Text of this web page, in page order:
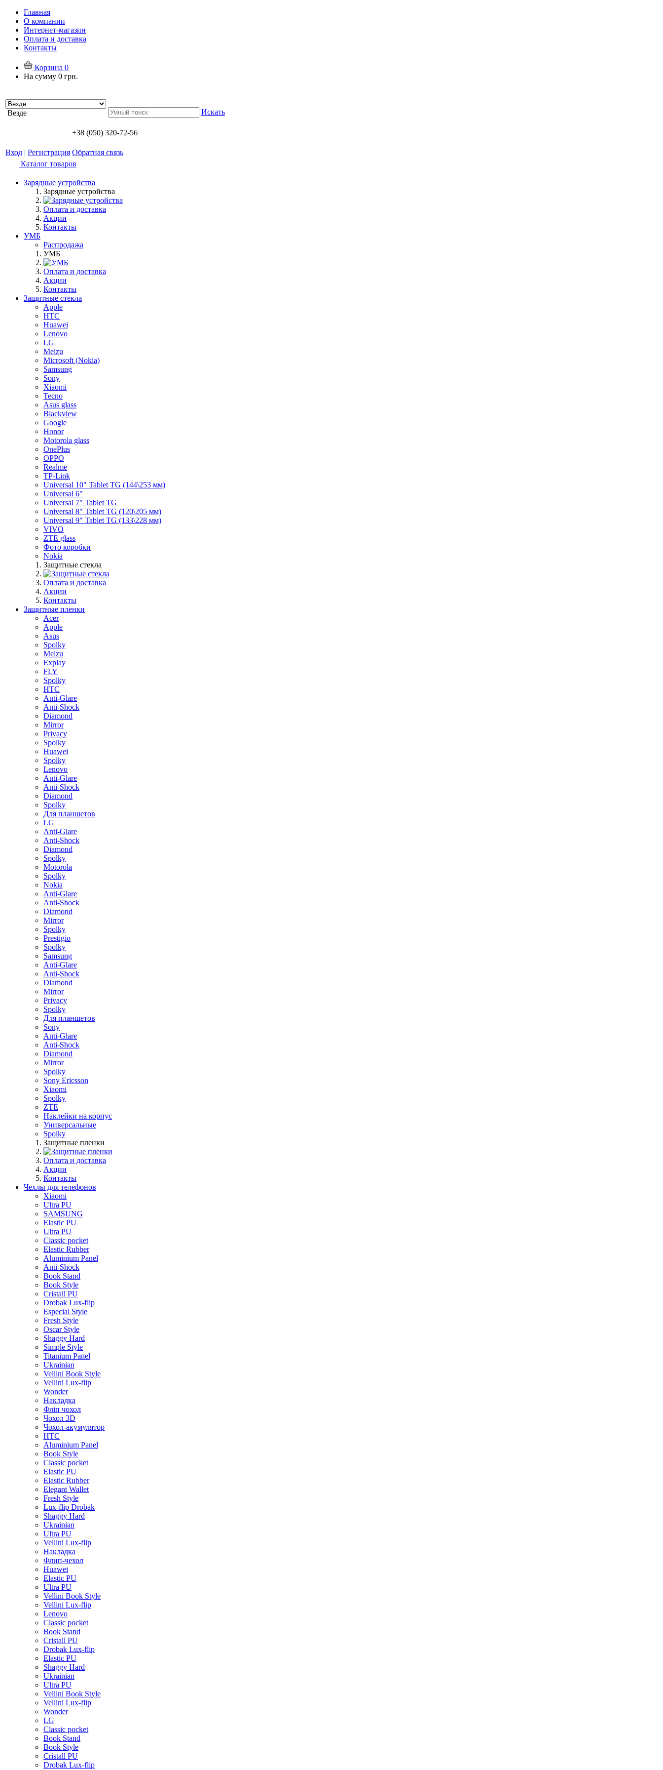
Главная
О компании
Интернет-магазин
Оплата и доставка
Контакты
Корзина 0
На сумму 0 грн.
Везде Искать
+38 (050) 320-72-56
Вход | Регистрация Обратная связь
Каталог товаров
Зарядные устройства
Зарядные устройства
Оплата и доставка
Акции
Контакты
УМБ
Распродажа
УМБ
Оплата и доставка
Акции
Контакты
Защитные стекла
Apple
HTC
Huawei
Lenovo
LG
Meizu
Microsoft (Nokia)
Samsung
Sony
Xiaomi
Tecno
Asus glass
Blackview
Google
Honor
Motorola glass
OnePlus
OPPO
Realme
TP-Link
Universal 10" Tablet TG (144\253 мм)
Universal 6"
Universal 7" Tablet TG
Universal 8" Tablet TG (120\205 мм)
Universal 9" Tablet TG (133\228 мм)
VIVO
ZTE glass
Фото коробки
Nokia
Защитные стекла
Оплата и доставка
Акции
Контакты
Защитные пленки
Acer
Apple
Asus
Spolky
Meizu
Explay
FLY
Spolky
HTC
Anti-Glare
Anti-Shock
Diamond
Mirror
Privacy
Spolky
Huawei
Spolky
Lenovo
Anti-Glare
Anti-Shock
Diamond
Spolky
Для планшетов
LG
Anti-Glare
Anti-Shock
Diamond
Spolky
Motorola
Spolky
Nokia
Anti-Glare
Anti-Shock
Diamond
Mirror
Spolky
Prestigio
Spolky
Samsung
Anti-Glare
Anti-Shock
Diamond
Mirror
Privacy
Spolky
Для планшетов
Sony
Anti-Glare
Anti-Shock
Diamond
Mirror
Spolky
Sony Ericsson
Xiaomi
Spolky
ZTE
Наклейки на корпус
Универсальные
Spolky
Защитные пленки
Оплата и доставка
Акции
Контакты
Чехлы для телефонов
Xiaomi
Ultra PU
SAMSUNG
Elastic PU
Ultra PU
Classic pocket
Elastic Rubber
Aluminium Panel
Anti-Shock
Book Stand
Book Style
Cristall PU
Drobak Lux-flip
Especial Style
Fresh Style
Oscar Style
Shaggy Hard
Simple Style
Titanium Panel
Ukrainian
Vellini Book Style
Vellini Lux-flip
Wonder
Накладка
Фліп чохол
Чохол 3D
Чохол-акумулятор
HTC
Aluminium Panel
Book Style
Classic pocket
Elastic PU
Elastic Rubber
Elegant Wallet
Fresh Style
Lux-flip Drobak
Shaggy Hard
Ukrainian
Ultra PU
Vellini Lux-flip
Накладка
Флип-чехол
Huawei
Elastic PU
Ultra PU
Vellini Book Style
Vellini Lux-flip
Lenovo
Classic pocket
Book Stand
Cristall PU
Drobak Lux-flip
Elastic PU
Shaggy Hard
Ukrainian
Ultra PU
Vellini Book Style
Vellini Lux-flip
Wonder
LG
Classic pocket
Book Stand
Book Style
Cristall PU
Drobak Lux-flip